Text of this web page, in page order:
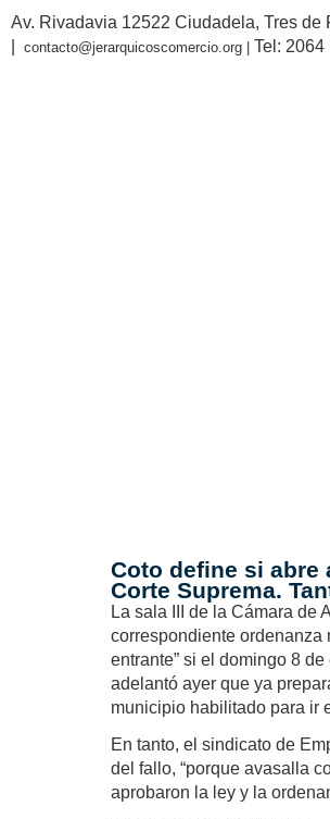
Av. Rivadavia 12522 Ciudadela, Tres de
contacto@jerarquicoscomercio.org | Tel: 2064
Coto define si abre
Corte Suprema.
La sala III de la Cámara
correspondiente ordenanza
entrante” si el domingo 8
adelantó ayer que ya
municipio habilitado para ir
En tanto, el sindicato de
del fallo, “porque avasalla
aprobaron la ley y la